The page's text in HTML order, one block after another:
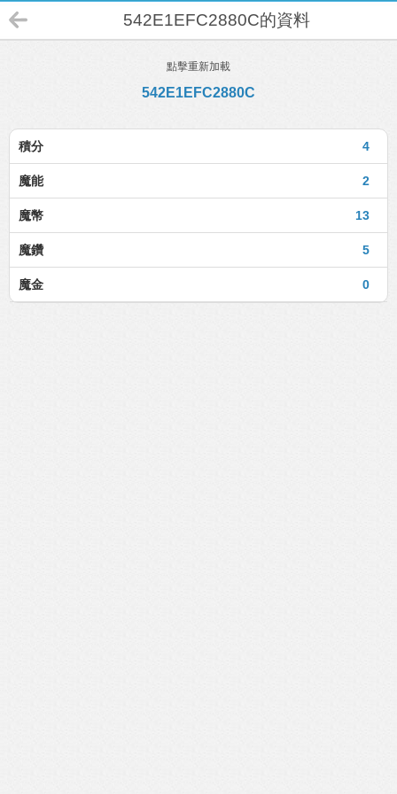
542E1EFC2880C的資料
點擊重新加載
542E1EFC2880C
4
積分
2
魔能
13
魔幣
5
魔鑽
0
魔金